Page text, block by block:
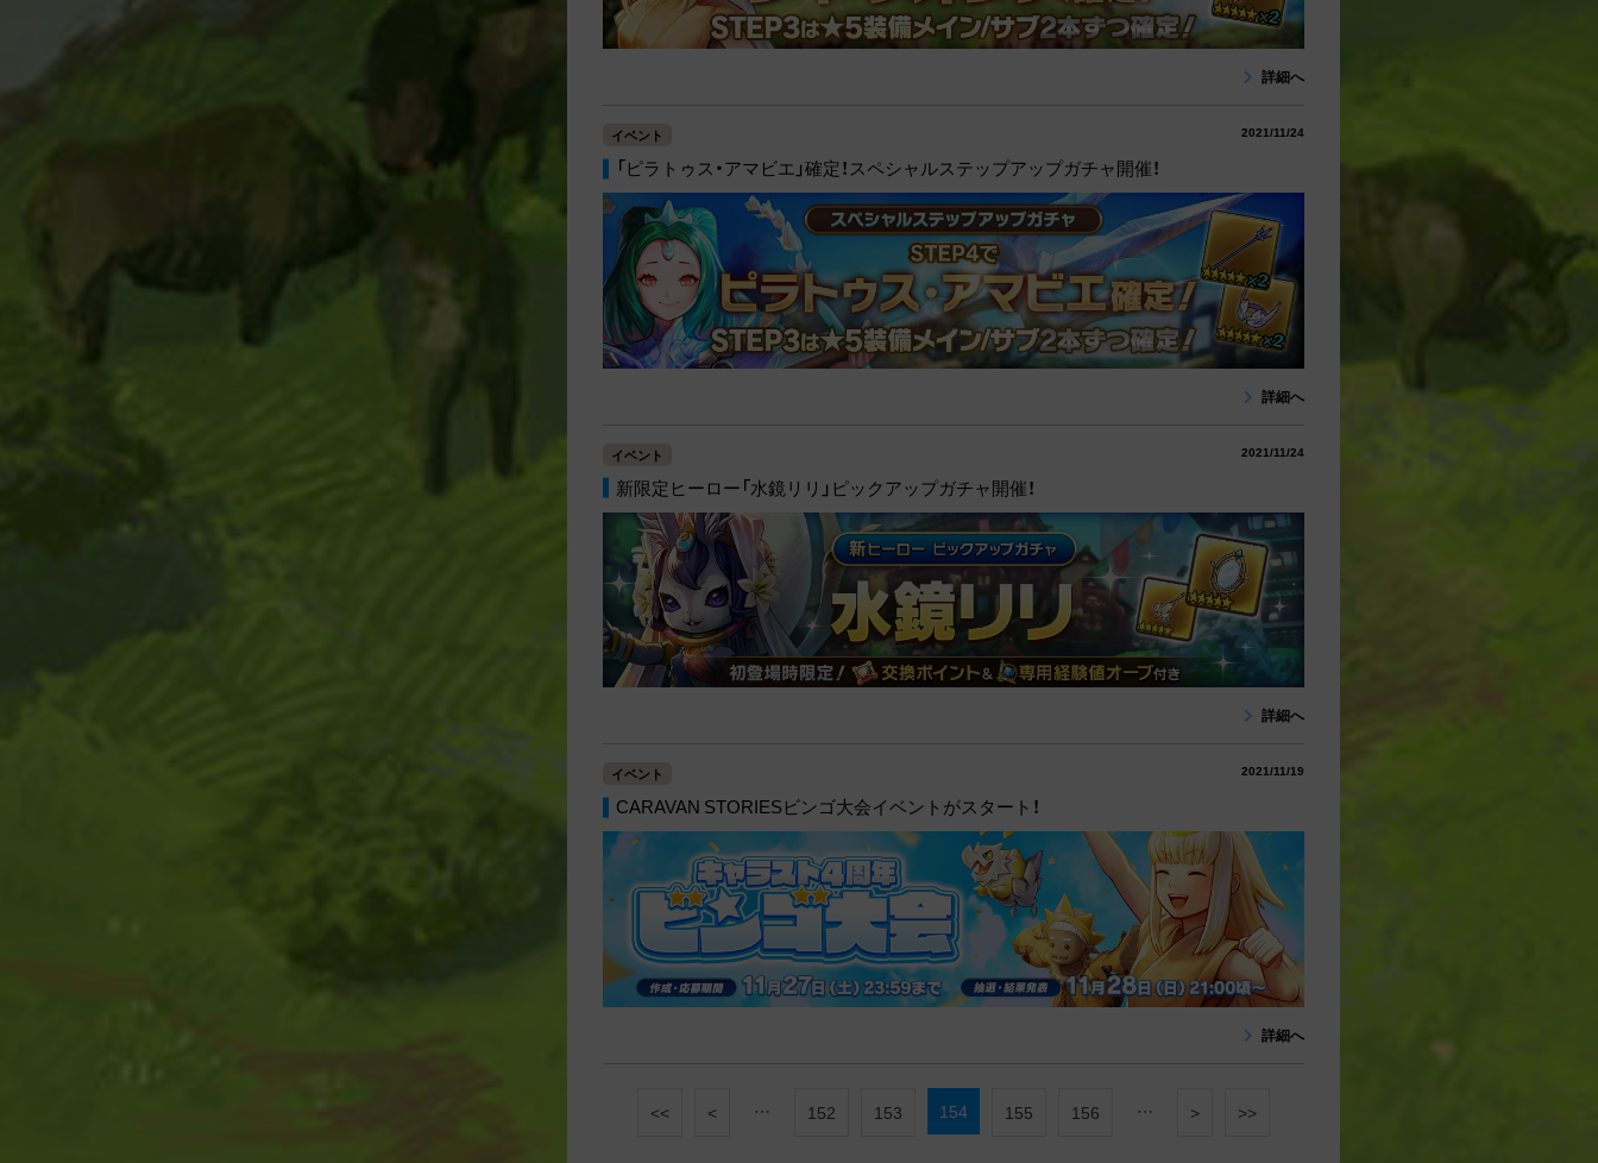
詳細へ
イベント 2021/11/24
「ピラトゥス・アマビエ」確定！スペシャルステップアップガチャ開催！
詳細へ
イベント 2021/11/24
新限定ヒーロー「水鏡リリ」ピックアップガチャ開催！
詳細へ
イベント 2021/11/19
CARAVAN STORIESビンゴ大会イベントがスタート！
詳細へ
<< < … 152 153 154 155 156 … > >>